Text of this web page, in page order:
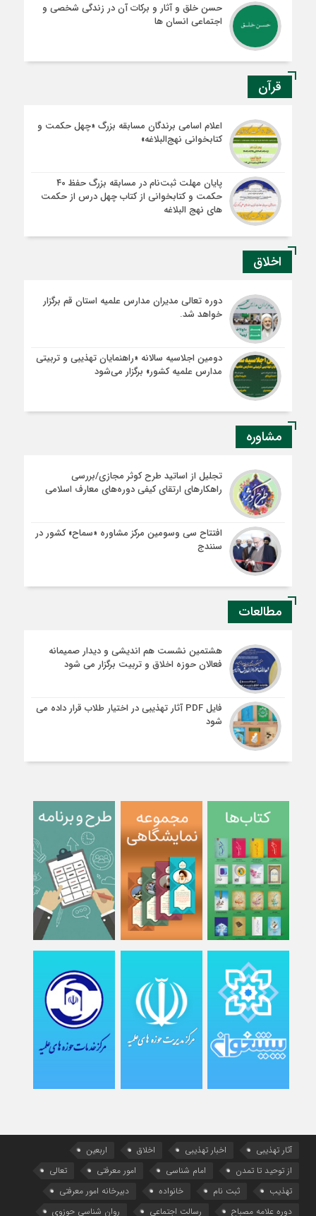
حسن خلق و آثار و برکات آن در زندگی شخصی و
اجتماعی انسان ها
قرآن
اعلام اسامی برندگان مسابقه بزرگ «چهل حکمت و
کتابخوانی نهج‌البلاغه»
پایان مهلت ثبت‌نام در مسابقه بزرگ حفظ ۴۰
حکمت و کتابخوانی از کتاب چهل درس از حکمت
های نهج البلاغه
اخلاق
دوره تعالی مدیران مدارس علمیه استان قم برگزار
خواهد شد.
دومین اجلاسیه سالانه «راهنمایان تهذیبی و تربیتی
مدارس علمیه کشور» برگزار می‌شود
مشاوره
تجلیل از اساتید طرح کوثر مجازی/بررسی
راهکارهای ارتقای کیفی دوره‌های معارف اسلامی
افتتاح سی وسومین مرکز مشاوره «سماح» کشور در
سنندج
مطالعات
هشتمین نشست هم اندیشی و دیدار صمیمانه
فعالان حوزه اخلاق و تربیت برگزار می شود
فایل PDF آثار تهذیبی در اختیار طلاب قرار داده می
شود
آثار تهذیبی اخبار تهذیبی اخلاق
اربعین
از توحید تا تمدن
امام شناسی امور معرفتی
تعالی
تهذیب
ثبت نام خانواده
دبیرخانه امور معرفتی
دوره علامه مصباح
رسالت اجتماعی روان شناسی حوزوی